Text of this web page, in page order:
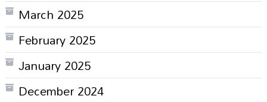
March 2025
February 2025
January 2025
December 2024